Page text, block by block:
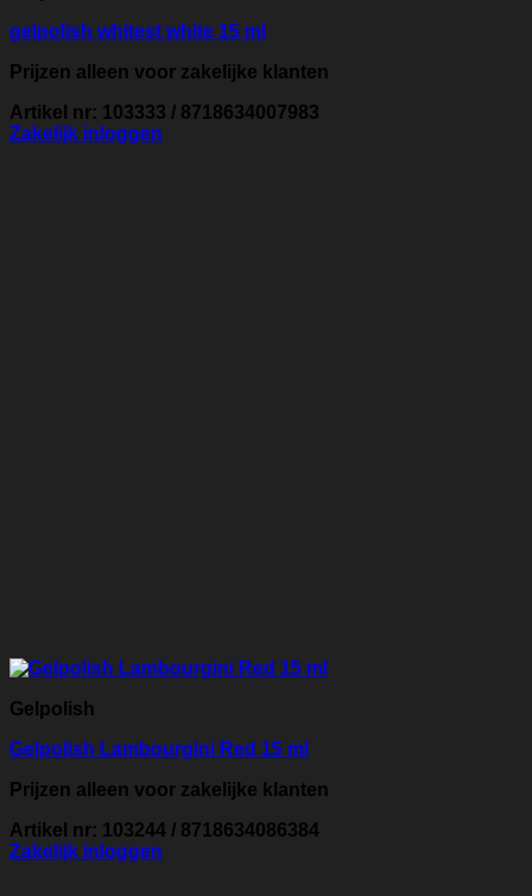
gelpolish whitest white 15 ml
Prijzen alleen voor zakelijke klanten
Artikel nr: 103333 / 8718634007983
Zakelijk inloggen
Gelpolish
Gelpolish Lambourgini Red 15 ml
Prijzen alleen voor zakelijke klanten
Artikel nr: 103244 / 8718634086384
Zakelijk inloggen